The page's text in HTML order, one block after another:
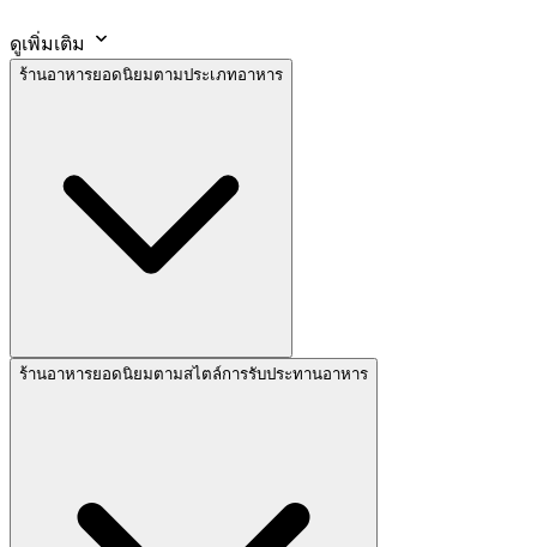
ดูเพิ่มเติม
ร้านอาหารยอดนิยมตามประเภทอาหาร
ร้านอาหารยอดนิยมตามสไตล์การรับประทานอาหาร